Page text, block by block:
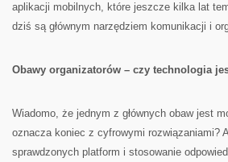
aplikacji mobilnych, które jeszcze kilka lat
dziś są głównym narzędziem komunikacji i
Obawy organizatorów – czy technologia
Wiadomo, że jednym z głównych obaw jest
oznacza koniec z cyfrowymi rozwiązaniami?
sprawdzonych platform i stosowanie